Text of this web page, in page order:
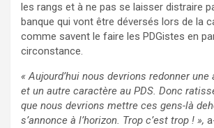
les rangs et à ne pas se laisser distraire
banque qui vont être déversés lors de la
comme savent le faire les PDGistes en
circonstance.
« Aujourd’hui nous devrions redonner
et un autre caractère au PDS. Donc
que nous devrions mettre ces gens-là
s’annonce à l’horizon. Trop c’est trop ! »,